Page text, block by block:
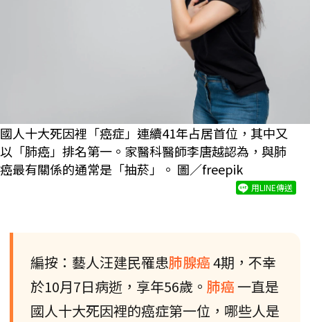
國人十大死因裡「癌症」連續41年占居首位，其中又
以「肺癌」排名第一。家醫科醫師李唐越認為，與肺
癌最有關係的通常是「抽菸」。 圖／freepik
用LINE傳送
編按：藝人汪建民罹患肺腺癌4期，不幸
於10月7日病逝，享年56歲。 肺癌一直是
國人十大死因裡的癌症第一位，哪些人是